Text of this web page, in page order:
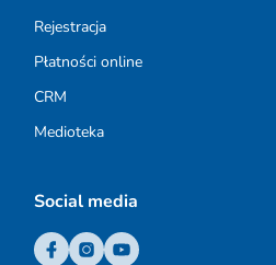
Rejestracja
Płatności online
CRM
Medioteka
Social media